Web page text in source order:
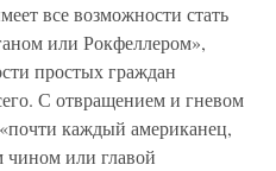
все возможности стать
или Рокфеллером»,
простых граждан
С отвращением и гневом
каждый американец,
чином или главой